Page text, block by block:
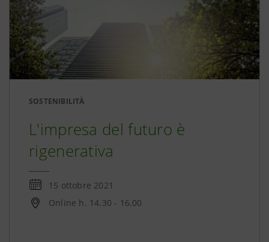
SOSTENIBILITÀ
L'impresa del futuro è
rigenerativa
15 ottobre 2021
Online h. 14.30 - 16.00